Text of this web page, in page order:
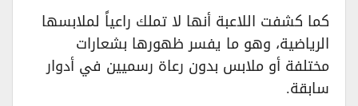
كما كشفت اللاعبة أنها لا تملك راعياً لملابسها
الرياضية، وهو ما يفسر ظهورها بشعارات
مختلفة أو ملابس بدون رعاة رسميين في أدوار
سابقة.